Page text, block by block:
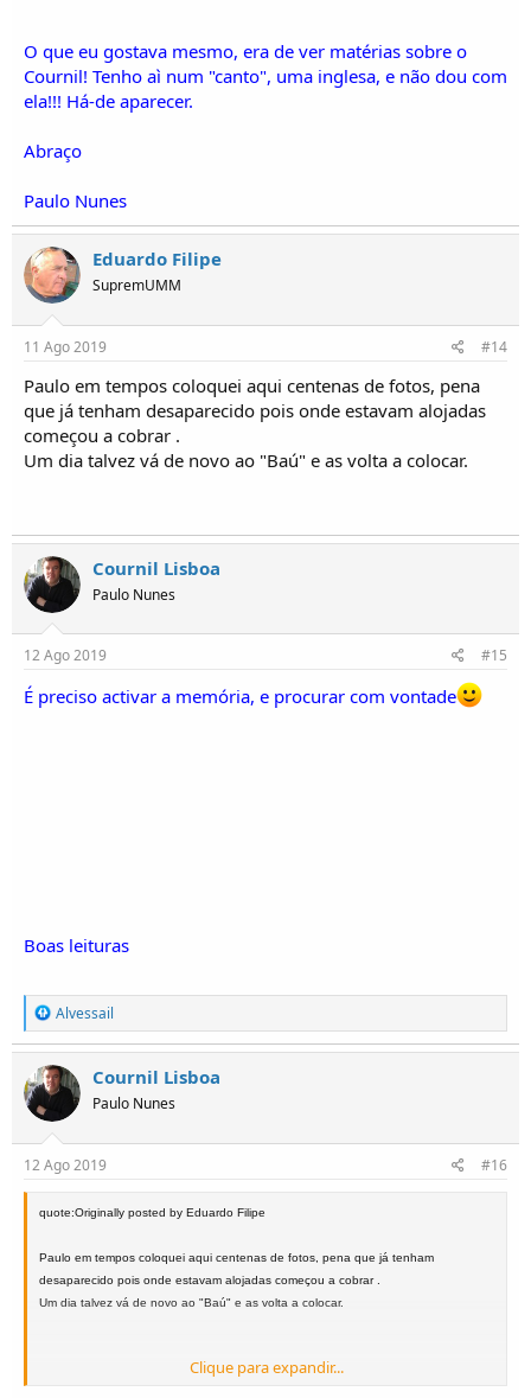
O que eu gostava mesmo, era de ver matérias sobre o
Cournil! Tenho aì num "canto", uma inglesa, e não dou com
ela!!! Há-de aparecer.
Abraço
Paulo Nunes
Eduardo Filipe
SupremUMM
11 Ago 2019 #14
Paulo em tempos coloquei aqui centenas de fotos, pena
que já tenham desaparecido pois onde estavam alojadas
começou a cobrar .
Um dia talvez vá de novo ao "Baú" e as volta a colocar.
Cournil Lisboa
Paulo Nunes
12 Ago 2019 #15
É preciso activar a memória, e procurar com vontade
Boas leituras
R
e
a
ç
õ
s
:
Alvessail
Cournil Lisboa
Paulo Nunes
12 Ago 2019 #16
quote:Originally posted by Eduardo Filipe
Paulo em tempos coloquei aqui centenas de fotos, pena que já tenham
desaparecido pois onde estavam alojadas começou a cobrar .
Um dia talvez vá de novo ao "Baú" e as volta a colocar.
Clique para expandir...